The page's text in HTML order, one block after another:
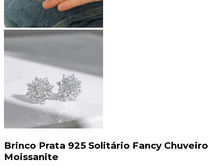
Brinco Prata 925 Solitário Fancy Chuveiro
Moissanite